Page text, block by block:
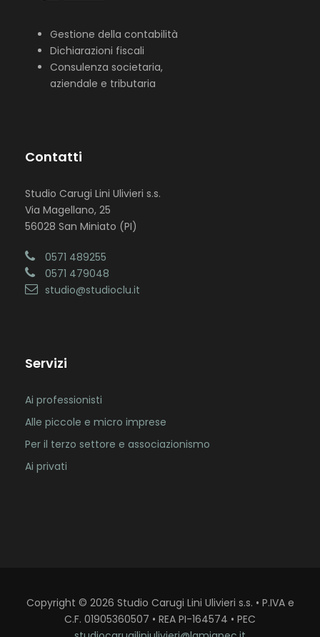
Gestione della contabilità
Dichiarazioni fiscali
Consulenza societaria,
aziendale e tributaria
Contatti
Studio Carugi Lini Ulivieri s.s.
Via Magellano, 25
56028 San Miniato (PI)
0571 489255
0571 479048
studio@studioclu.it
Servizi
Ai professionisti
Alle piccole e micro imprese
Per il terzo settore e associazionismo
Ai privati
Copyright © 2026 Studio Carugi Lini Ulivieri s.s. • P.IVA e
C.F. 01905360507 • REA PI-164574 • PEC